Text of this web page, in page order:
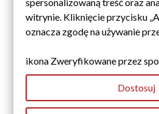
Czytaj więcej
witrynie. Kliknięcie przycisku
oznacza zgodę na używanie
ikona Zweryfikowane przez
Dostosuj